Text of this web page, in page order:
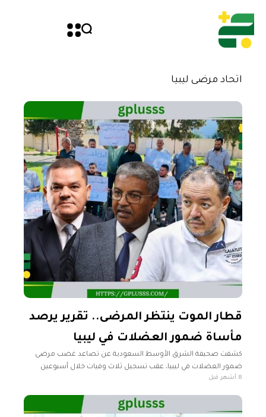
اتحاد مرضى ليبيا
قطار الموت ينتظر المرضى.. تقرير يرصد
مأساة ضمور العضلات في ليبيا
كشفت صحيفة الشرق الأوسط السعودية عن تصاعد غضب مرضى
ضمور العضلات في ليبيا، عقب تسجيل ثلاث وفيات خلال أسبوعين
فقط، من بينهم طفلان، الأمر الذي دفع المرضى وذويهم إلى التلويح
8 أشهر قبل